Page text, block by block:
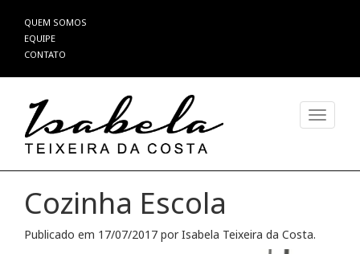
Pular
para
o
QUEM SOMOS
EQUIPE
CONTATO
Cozinha Escola
Publicado em 17/07/2017 porIsabela Teixeira da Costa.